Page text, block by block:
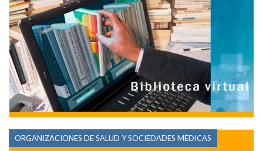
ORGANIZACIONES DE SALUD Y SOCIEDADES MÉDICAS